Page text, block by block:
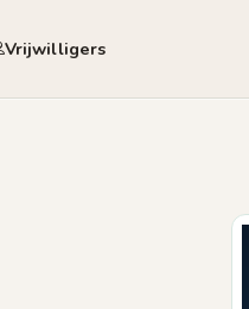
Vrijwilligers